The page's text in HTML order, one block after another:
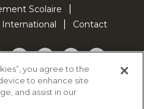
Scolaire
International
Contact
YouTubePinterestInstagramLinkedInTikTok
des cookies
you agree to the
to enhance site
and assist in our